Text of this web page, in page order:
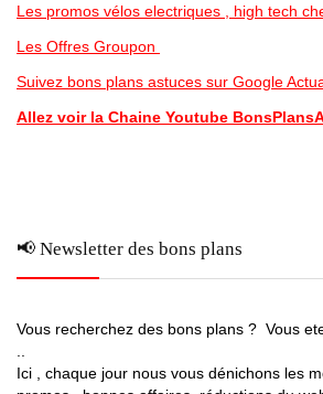
Les promos vélos electriques , high tech
Les Offres Groupon
Suivez bons plans astuces sur Google
Allez voir la Chaine Youtube
📢 Newsletter des bons plans
Vous recherchez des bons plans ? Vous
Ici , chaque jour nous vous dénichons les